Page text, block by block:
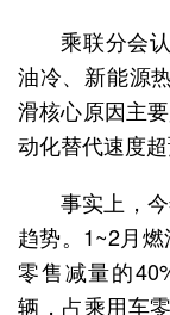
乘联分会
油冷、新能源
滑核心原因主
动化替代速度超
事实上，
趋势。1~2月
零售减量的
辆，占乘用车